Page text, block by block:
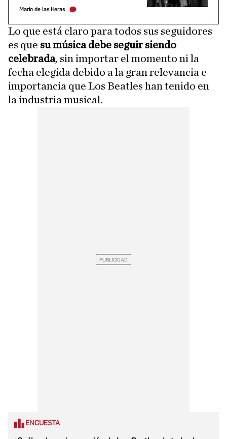
Mario de las Heras
Lo que está claro para todos sus seguidores
es que su música debe seguir siendo
celebrada, sin importar el momento ni la
fecha elegida debido a la gran relevancia e
importancia que Los Beatles han tenido en
la industria musical.
ENCUESTA